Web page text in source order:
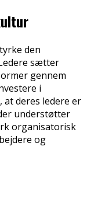
den
sætter
gennem
i
deres ledere er
understøtter
organisatorisk
og